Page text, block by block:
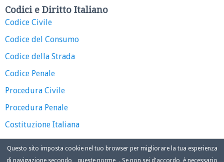
Codici e Diritto Italiano
Codice Civile
Codice del Consumo
Codice della Strada
Codice Penale
Procedura Civile
Procedura Penale
Costituzione Italiana
Questo sito imposta cookie nel tuo browser per migliorare la tua esperienza
di navigazione secondo
queste norme . Se non sei d'accordo, è necessario